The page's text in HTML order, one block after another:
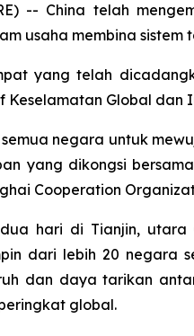
-- China telah
usaha membina
yang telah
Global dan
negara untuk
yang dikongsi
Cooperation
hari di Tianjin,
dari lebih 20 negara
dan daya tarikan
global.